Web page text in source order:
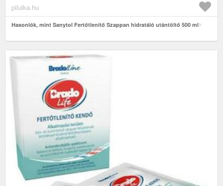
pilulka.hu
Hasonlók, mint Sanytol Fertőtlenítő Szappan hidratáló utántöltő 500 ml